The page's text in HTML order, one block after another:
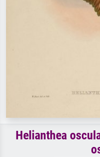
Helianthea